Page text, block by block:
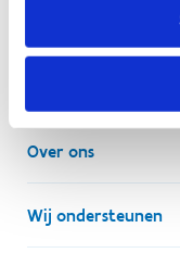
Sport Vlaanderen
Simon Bolivarlaan 17
1000 Brussel
Over ons
Wie zijn we, wat
Wij ondersteunen